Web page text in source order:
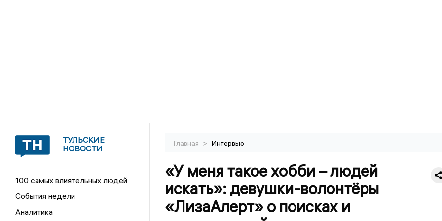
ТУЛЬСКИЕ
НОВОСТИ
100 самых влиятельных людей
События недели
Аналитика
Главная > Интервью
«У меня такое хобби – людей
искать»: девушки-волонтёры
«ЛизаАлерт» о поисках и